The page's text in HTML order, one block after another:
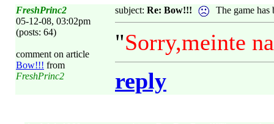
FreshPrinc2
05-12-08, 03:02pm
(posts: 64)
comment on article
Bow!!! from
FreshPrinc2
subject: Re: Bow!!! The game has
"Sorry,meinte
reply